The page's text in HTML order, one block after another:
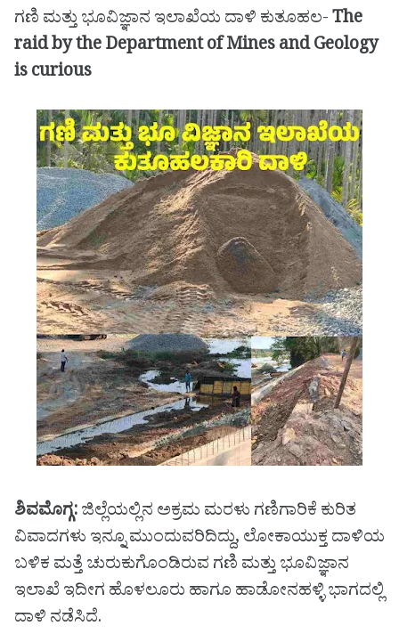
ಗಣಿ ಮತ್ತು ಭೂವಿಜ್ಞಾನ ಇಲಾಖೆಯ ದಾಳಿ ಕುತೂಹಲ-The
raid by the Department of Mines and Geology
is curious
ಶಿವಮೊಗ್ಗ:ಜಿಲ್ಲೆಯಲ್ಲಿನ ಅಕ್ರಮ ಮರಳು ಗಣಿಗಾರಿಕೆ ಕುರಿತ
ವಿವಾದಗಳು ಇನ್ನೂ ಮುಂದುವರಿದಿದ್ದು, ಲೋಕಾಯುಕ್ತ ದಾಳಿಯ
ಬಳಿಕ ಮತ್ತೆ ಚುರುಕುಗೊಂಡಿರುವ ಗಣಿ ಮತ್ತು ಭೂವಿಜ್ಞಾನ
ಇಲಾಖೆ ಇದೀಗ ಹೊಳಲೂರು ಹಾಗೂ ಹಾಡೋನಹಳ್ಳಿ ಭಾಗದಲ್ಲಿ
ದಾಳಿ ನಡೆಸಿದೆ.